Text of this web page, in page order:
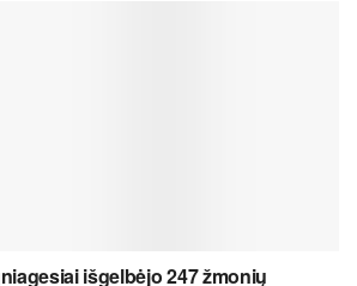
išgelbėjo 247 žmonių